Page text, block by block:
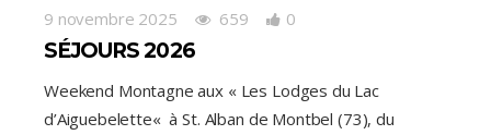
9 novembre 2025 659 0
SÉJOURS 2026
Weekend Montagne aux « Les Lodges du Lac
d’Aiguebelette« à St. Alban de Montbel (73), du